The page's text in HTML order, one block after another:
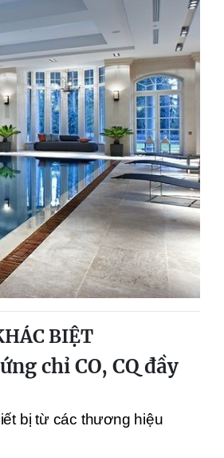
BIỆT
chỉ CO, CQ đầy
bị từ các thương hiệu